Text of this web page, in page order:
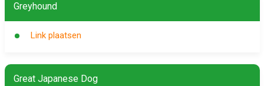
Greyhound
Link plaatsen
Great Japanese Dog